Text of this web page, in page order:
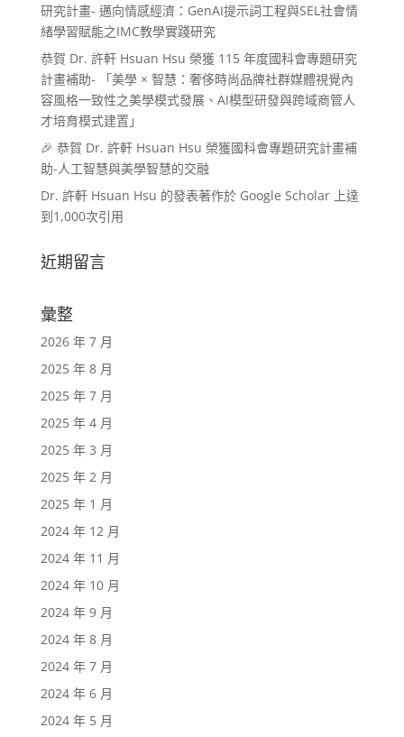
研究計畫- 邁向情感經濟：GenAI提示詞工程與SEL社會情
緒學習賦能之IMC教學實踐研究
恭賀 Dr. 許軒 Hsuan Hsu 榮獲 115 年度國科會專題研究
計畫補助- 「美學 × 智慧：奢侈時尚品牌社群媒體視覺內
容風格一致性之美學模式發展、AI模型研發與跨域商管人
才培育模式建置」
🎉 恭賀 Dr. 許軒 Hsuan Hsu 榮獲國科會專題研究計畫補
助-人工智慧與美學智慧的交融
Dr. 許軒 Hsuan Hsu 的發表著作於 Google Scholar 上達
到1,000次引用
近期留言
彙整
2026 年 7 月
2025 年 8 月
2025 年 7 月
2025 年 4 月
2025 年 3 月
2025 年 2 月
2025 年 1 月
2024 年 12 月
2024 年 11 月
2024 年 10 月
2024 年 9 月
2024 年 8 月
2024 年 7 月
2024 年 6 月
2024 年 5 月